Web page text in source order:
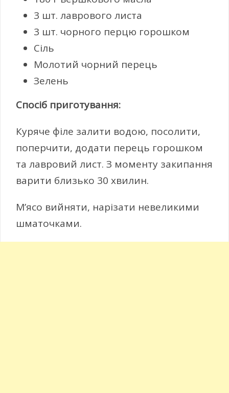
3 шт. лаврового листа
3 шт. чорного перцю горошком
Сіль
Молотий чорний перець
Зелень
Спосіб приготування:
Куряче філе залити водою, посолити,
поперчити, додати перець горошком
та лавровий лист. З моменту закипання
варити близько 30 хвилин.
М’ясо вийняти, нарізати невеликими
шматочками.